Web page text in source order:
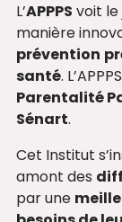
L’APPPS voit le
manière
prévention
santé.
Parentalité
Sénart.
Cet Institut
amont des
par une